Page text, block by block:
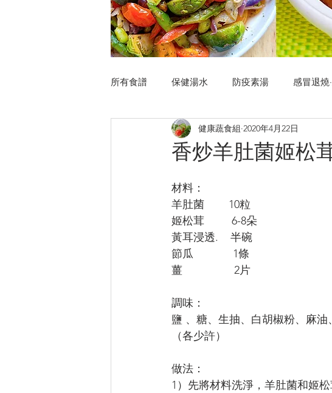
所有食譜 保健湯水 防疫素湯 感冒退燒
烤焗菜式 日式料理
香炒羊肚菌姬松
健康蔬食組 2020年4月22日
材料：
羊肚菌        10粒
姬松茸         6-8朵
黃耳浸透.    半碗
節瓜             1條
薑                 2片
調味：
鹽 、糖、生抽、白胡椒粉、麻油
（各少許）
做法：
1）先將材料洗淨，羊肚菌和姬